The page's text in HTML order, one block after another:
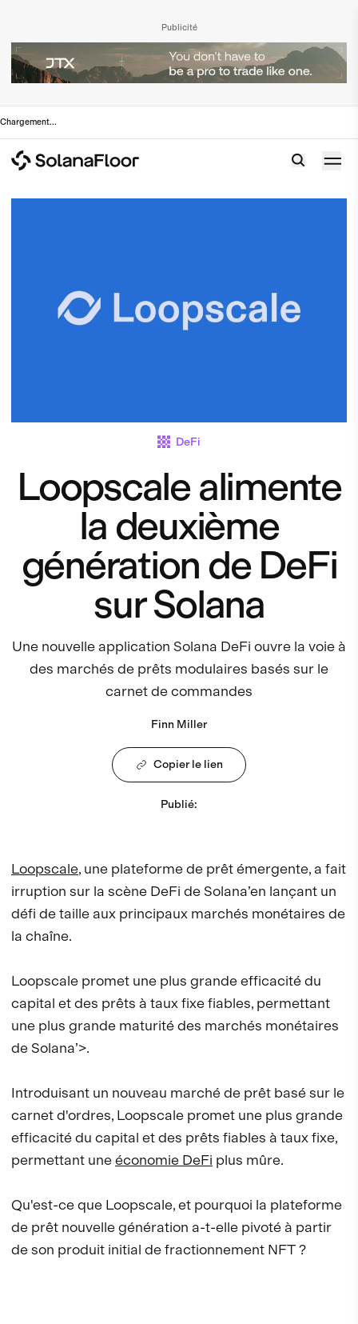
Publicité
Chargement...
DeFi
Loopscale alimente
la deuxième
génération de DeFi
sur Solana
Une nouvelle application Solana DeFi ouvre la voie à
des marchés de prêts modulaires basés sur le
carnet de commandes
Finn Miller
Copier le lien
Publié:
Loopscale, une plateforme de prêt émergente, a fait
irruption sur la scène DeFi de Solana’en lançant un
défi de taille aux principaux marchés monétaires de
la chaîne.
Loopscale promet une plus grande efficacité du
capital et des prêts à taux fixe fiables, permettant
une plus grande maturité des marchés monétaires
de Solana’>.
Introduisant un nouveau marché de prêt basé sur le
carnet d'ordres, Loopscale promet une plus grande
efficacité du capital et des prêts fiables à taux fixe,
permettant uneéconomie DeFi plus mûre.
Qu'est-ce que Loopscale, et pourquoi la plateforme
de prêt nouvelle génération a-t-elle pivoté à partir
de son produit initial de fractionnement NFT ?